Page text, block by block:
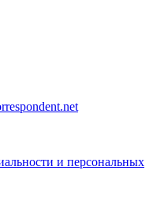
и персональных